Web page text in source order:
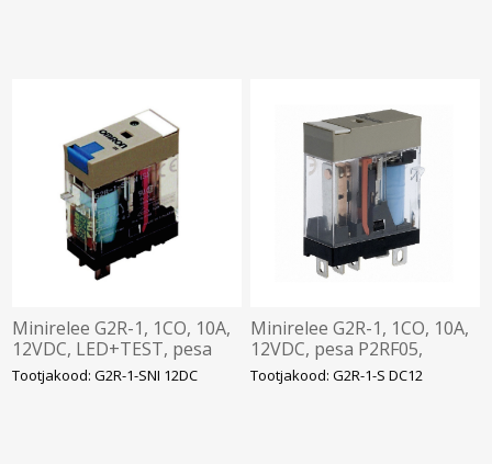
Minirelee G2R-1, 1CO, 10A,
12VDC, LED+TEST, pesa
P2RF05, Omron
Tootjakood: G2R-1-SNI 12DC
Minirelee G2R-1, 1CO, 10A,
12VDC, pesa P2RF05,
Omron
Tootjakood: G2R-1-S DC12